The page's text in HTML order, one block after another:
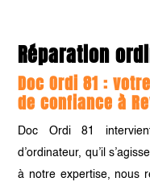
Réparation
Doc Ordi 81 :
de confiance à
Doc Ordi 81
d’ordinateur, qu’il
à notre expertise, nous